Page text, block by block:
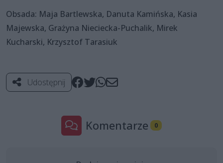
Obsada: Maja Bartlewska, Danuta Kamińska, Kasia
Majewska, Grażyna Nieciecka-Puchalik, Mirek
Kucharski, Krzysztof Tarasiuk
Udostępnij
Komentarze 0